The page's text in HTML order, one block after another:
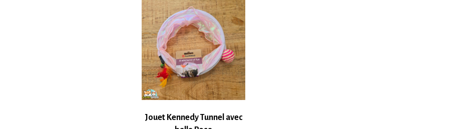
Jouet Kennedy Tunnel avec